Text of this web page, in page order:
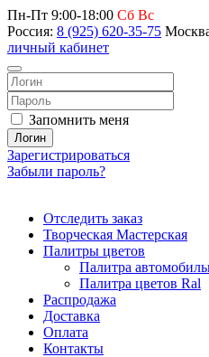
Пн-Пт 9:00-18:00 Сб Вс
Россия: 8 (925) 620-35-75
личный кабинет
Запомнить меня
Логин
Зарегистрироваться
Забыли пароль?
Отследить заказ
Творческая Мастерская
Палитры цветов
Палитра
Палитра цветов Ral
Распродажа
Доставка
Оплата
Контакты